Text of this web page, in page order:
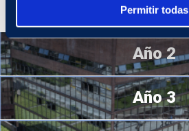
Permitir todas
Año 2
Año 3